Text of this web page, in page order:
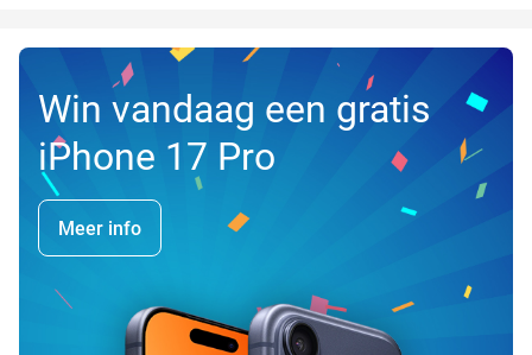
Win vandaag een gratis
iPhone 17 Pro
Meer info